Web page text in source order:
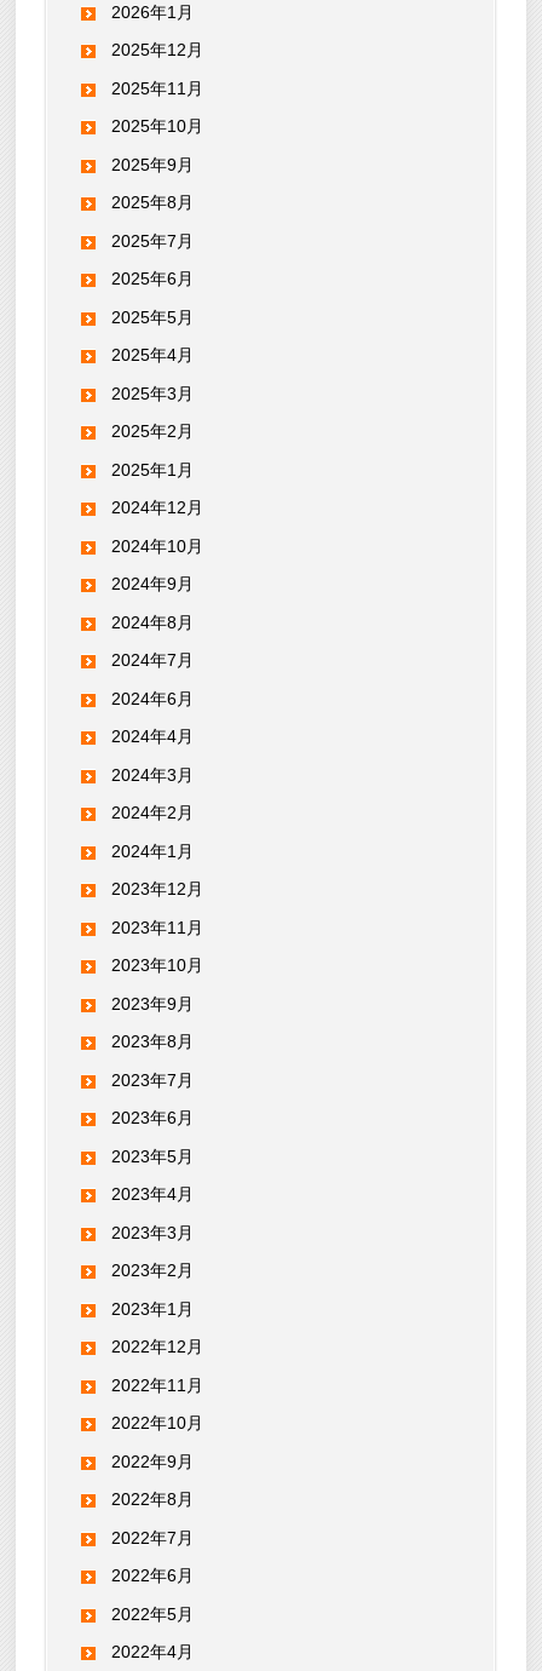
2026年1月
2025年12月
2025年11月
2025年10月
2025年9月
2025年8月
2025年7月
2025年6月
2025年5月
2025年4月
2025年3月
2025年2月
2025年1月
2024年12月
2024年10月
2024年9月
2024年8月
2024年7月
2024年6月
2024年4月
2024年3月
2024年2月
2024年1月
2023年12月
2023年11月
2023年10月
2023年9月
2023年8月
2023年7月
2023年6月
2023年5月
2023年4月
2023年3月
2023年2月
2023年1月
2022年12月
2022年11月
2022年10月
2022年9月
2022年8月
2022年7月
2022年6月
2022年5月
2022年4月